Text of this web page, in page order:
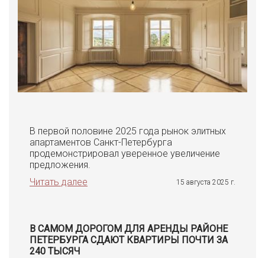
В первой половине 2025 года рынок элитных
апартаментов Санкт-Петербурга
продемонстрировал уверенное увеличение
предложения.
Читать далее
15 августа 2025 г.
В САМОМ ДОРОГОМ ДЛЯ АРЕНДЫ РАЙОНЕ
ПЕТЕРБУРГА СДАЮТ КВАРТИРЫ ПОЧТИ ЗА
240 ТЫСЯЧ